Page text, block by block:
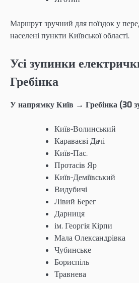
Маршрут зручний для поїздок у
населені пункти Київської області.
Усі зупинки
Гребінка
У напрямку Київ → Гребінка (30
Київ-Волинський
Караваєві Дачі
Київ-Пас.
Протасів Яр
Київ-Деміївський
Видубичі
Лівий Берег
Дарниця
ім. Георгія Кірпи
Мала Олександрівка
Чубинське
Бориспіль
Травнева